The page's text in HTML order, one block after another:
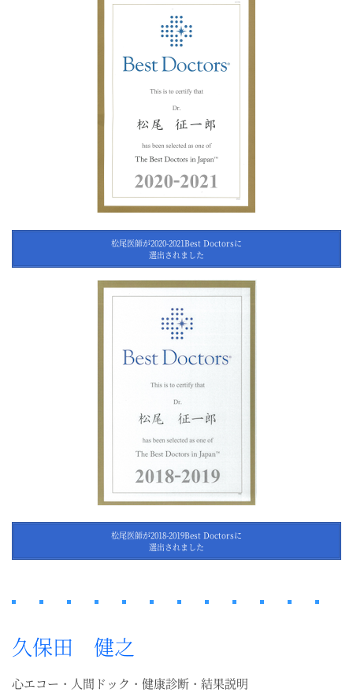
松尾医師が2020-2021Best Doctorsに
選出されました
松尾医師が2018-2019Best Doctorsに
選出されました
久保田 健之
心エコー・人間ドック・健康診断・結果説明